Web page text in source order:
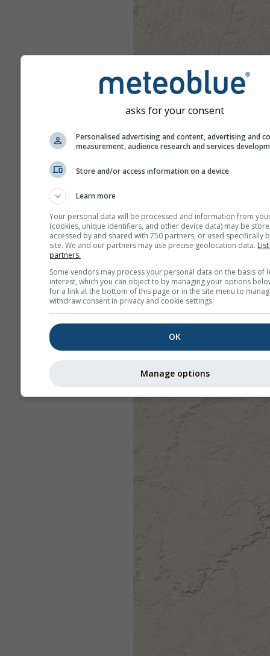
asks for your consent
Personalised advertising and content, advertising and
measurement, audience research and services
Store and/or access information on a device
Learn more
Your personal data will be processed and information from
(cookies, unique identifiers, and other device data) may be
accessed by and shared with 750 partners, or used specifically
site. We and our partners may use precise geolocation data.
partners.
Some vendors may process your personal data on the basis of
interest, which you can object to by managing your options
for a link at the bottom of this page or in the site menu to
withdraw consent in privacy and cookie settings.
OK
Manage options